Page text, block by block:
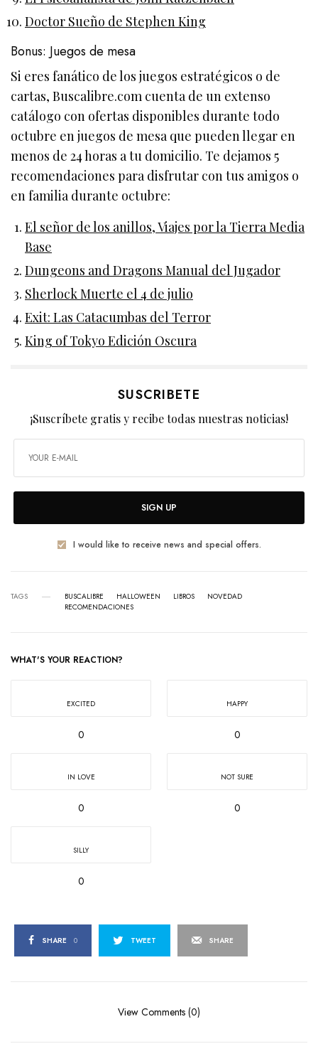
Doctor Sueño de Stephen King
Bonus: Juegos de mesa
Si eres fanático de los juegos estratégicos o de
cartas, Buscalibre.com cuenta de un extenso
catálogo con ofertas disponibles durante todo
octubre en juegos de mesa que pueden llegar en
menos de 24 horas a tu domicilio. Te dejamos 5
recomendaciones para disfrutar con tus amigos o
en familia durante octubre:
El señor de los anillos, Viajes por la Tierra Media
Base
Dungeons and Dragons Manual del Jugador
Sherlock Muerte el 4 de julio
Exit: Las Catacumbas del Terror
King of Tokyo Edición Oscura
SUSCRIBETE
¡Suscríbete gratis y recibe todas nuestras noticias!
SIGN UP
I would like to receive news and special offers.
TAGS BUSCALIBRE HALLOWEEN LIBROS
NOVEDAD
RECOMENDACIONES
WHAT'S YOUR REACTION?
EXCITED
0
HAPPY
0
IN LOVE
0
NOT SURE
0
SILLY
0
SHARE 0 TWEET SHARE
View Comments (0)